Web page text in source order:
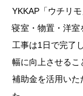
YKKAP「ウチリ
寝室・物置・洋室
工事は1日で完了
幅に向上させるこ
補助金を活用いた